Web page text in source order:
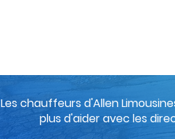
Les chauffeurs d'Allen
plus d'aider avec les